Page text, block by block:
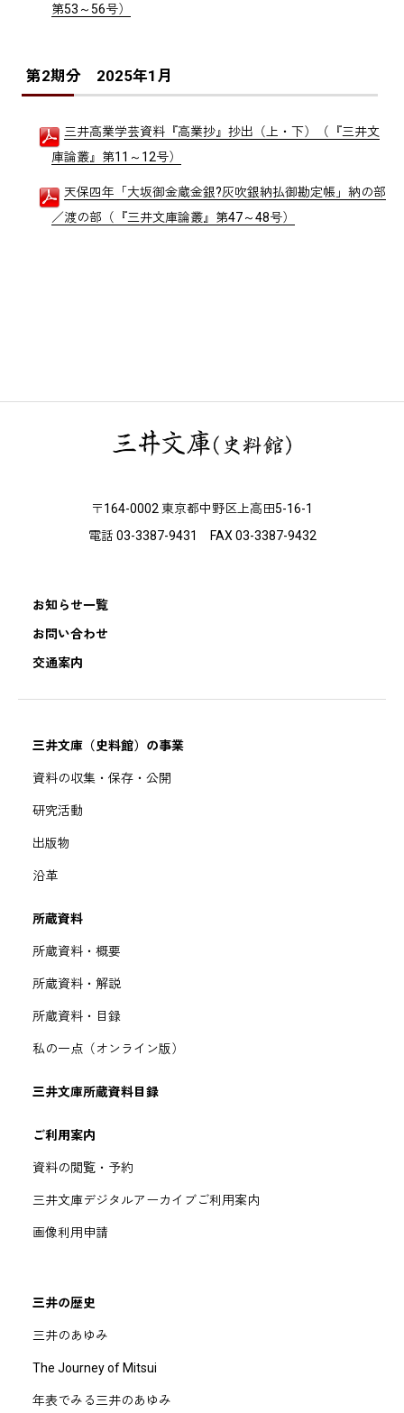
第53～56号）
第2期分 2025年1月
三井高業学芸資料『高業抄』抄出（上・下）（『三井文
庫論叢』第11～12号）
天保四年「大坂御金蔵金銀?灰吹銀納払御勘定帳」納の部
／渡の部（『三井文庫論叢』第47～48号）
〒164-0002 東京都中野区上高田5-16-1
電話 03-3387-9431 FAX 03-3387-9432
お知らせ一覧
お問い合わせ
交通案内
三井文庫（史料館）の事業
資料の収集・保存・公開
研究活動
出版物
沿革
所蔵資料
所蔵資料・概要
所蔵資料・解説
所蔵資料・目録
私の一点（オンライン版）
三井文庫所蔵資料目録
ご利用案内
資料の閲覧・予約
三井文庫デジタルアーカイブご利用案内
画像利用申請
三井の歴史
三井のあゆみ
The Journey of Mitsui
年表でみる三井のあゆみ